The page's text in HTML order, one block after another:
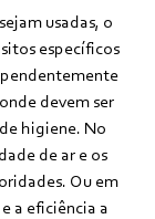
usadas, o
específicos
devem ser
higiene. No
de ar e os
Ou em
a eficiência a